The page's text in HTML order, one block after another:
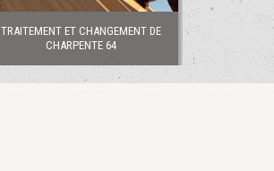
TRAITEMENT ET CHANGEMENT DE
CHARPENTE 64